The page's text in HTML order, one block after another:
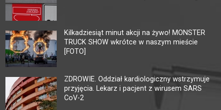
Kilkadziesiąt minut akcji na żywo! MONSTER
TRUCK SHOW wkrótce w naszym mieście
[FOTO]
ZDROWIE. Oddział kardiologiczny wstrzymuje
przyjęcia. Lekarz i pacjent z wirusem SARS
CoV-2